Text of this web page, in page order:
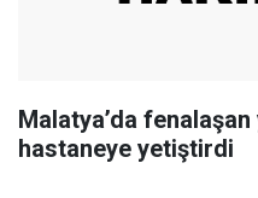
Malatya’da
hastaneye yetiştirdi